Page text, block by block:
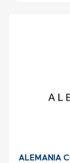
ALEMANIA